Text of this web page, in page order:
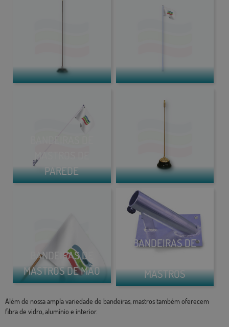
PAREDE
BANDEIRAS DE
MASTROS DE MÃO
BANDEIRAS DE
MASTROS
Além de nossa ampla variedade de bandeiras, mastros também oferecem
fibra de vidro, alumínio e interior.